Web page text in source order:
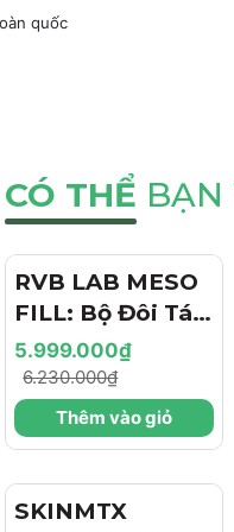
quốc
CÓ THỂ BẠN
- 4%
RVB LAB MESO
FILL: Bộ Đôi Tái
Tạo & Nâng Cơ
Chuyên Sâu -
Hiệu Ứng "Filler
+ Botox Like"
Hóa
5.999.000₫
6.230.000₫
Thêm vào giỏ
SKINMTX